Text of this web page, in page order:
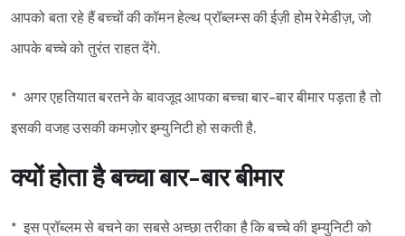
आपको बता रहे हैं बच्चों की कॉमन हेल्थ प्रॉब्लम्स की ईज़ी होम रेमेडीज़, जो
आपके बच्चे को तुरंत राहत देंगे.
* अगर एहतियात बरतने के बावजूद आपका बच्चा बार-बार बीमार पड़ता है तो
इसकी वजह उसकी कमज़ोर इम्युनिटी हो सकती है.
क्यों होता है बच्चा बार-बार बीमार
* इस प्रॉब्लम से बचने का सबसे अच्छा तरीका है कि बच्चे की इम्युनिटी को